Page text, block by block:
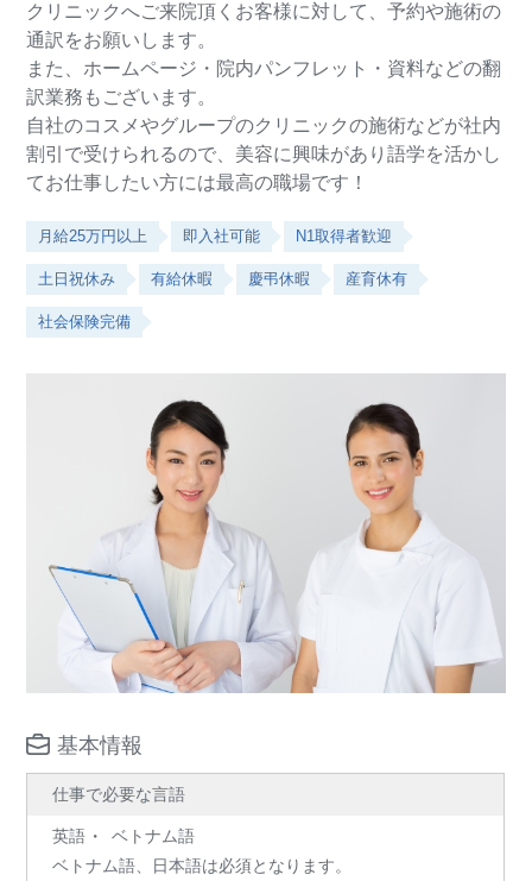
クリニックへご来院頂くお客様に対して、予約や施術の
通訳をお願いします。
また、ホームページ・院内パンフレット・資料などの翻
訳業務もございます。
自社のコスメやグループのクリニックの施術などが社内
割引で受けられるので、美容に興味があり語学を活かし
てお仕事したい方には最高の職場です！
月給25万円以上 即入社可能 N1取得者歓迎
土日祝休み 有給休暇 慶弔休暇 産育休有
社会保険完備
基本情報
仕事で必要な言語
英語
ベトナム語
ベトナム語、日本語は必須となります。